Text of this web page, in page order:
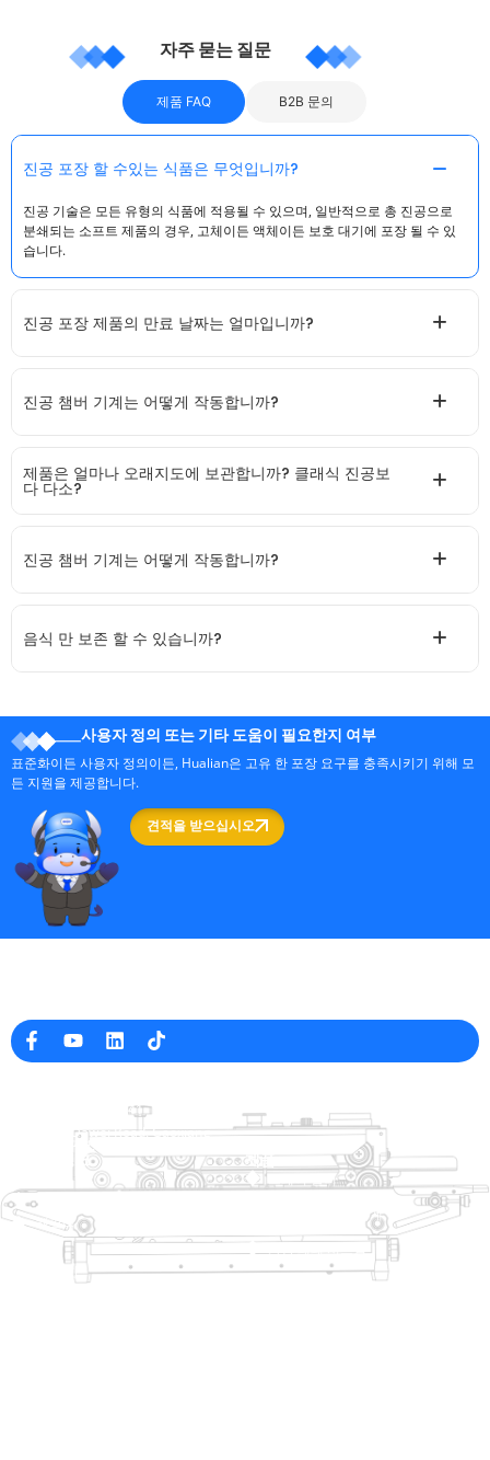
자주 묻는 질문
제품 FAQ B2B 문의
진공 포장 할 수있는 식품은 무엇입니까?
진공 기술은 모든 유형의 식품에 적용될 수 있으며, 일반적으로 총 진공으로
분쇄되는 소프트 제품의 경우, 고체이든 액체이든 보호 대기에 포장 될 수 있
습니다.
진공 포장 제품의 만료 날짜는 얼마입니까?
진공 챔버 기계는 어떻게 작동합니까?
제품은 얼마나 오래지도에 보관합니까? 클래식 진공보
다 다소?
진공 챔버 기계는 어떻게 작동합니까?
음식 만 보존 할 수 있습니까?
사용자 정의 또는 기타 도움이 필요한지 여부
표준화이든 사용자 정의이든, Hualian은 고유 한 포장 요구를 충족시키기 위해 모
든 지원을 제공합니다.
견적을 받으십시오
도움말 링크
제품
해결책
제품
트레이 살러
열적 성형 포장 기계
가방 폐쇄 시스템
회사 정보
+8613738733841
No. 2 Dawei Road, Gaoxiang
산업 구역, Wenzhou, 중국 잔즈 앙